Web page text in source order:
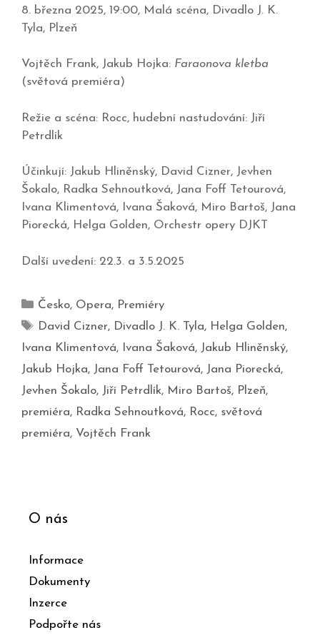
8. března 2025, 19:00, Malá scéna, Divadlo J. K.
Tyla, Plzeň
Vojtěch Frank, Jakub Hojka: Faraonova kletba
(světová premiéra)
Režie a scéna: Rocc, hudební nastudování: Jiří
Petrdlík
Účinkují: Jakub Hliněnský, David Cizner, Jevhen
Šokalo, Radka Sehnoutková, Jana Foff Tetourová,
Ivana Klimentová, Ivana Šaková, Miro Bartoš, Jana
Piorecká, Helga Golden, Orchestr opery DJKT
Další uvedení: 22.3. a 3.5.2025
Česko, Opera, Premiéry
David Cizner, Divadlo J. K. Tyla, Helga Golden,
Ivana Klimentová, Ivana Šaková, Jakub Hliněnský,
Jakub Hojka, Jana Foff Tetourová, Jana Piorecká,
Jevhen Šokalo, Jiří Petrdlík, Miro Bartoš, Plzeň,
premiéra, Radka Sehnoutková, Rocc, světová
premiéra, Vojtěch Frank
O nás
Informace
Dokumenty
Inzerce
Podpořte nás